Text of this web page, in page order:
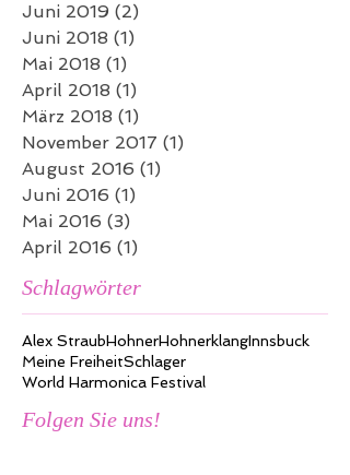
Juni 2019 (2)
Juni 2018 (1)
Mai 2018 (1)
April 2018 (1)
März 2018 (1)
November 2017 (1)
August 2016 (1)
Juni 2016 (1)
Mai 2016 (3)
April 2016 (1)
Schlagwörter
Alex StraubHohnerHohnerklangInnsbuck
Meine FreiheitSchlager
World Harmonica Festival
Folgen Sie uns!